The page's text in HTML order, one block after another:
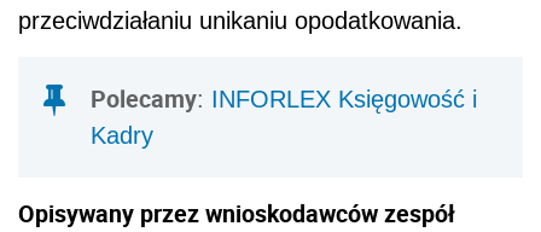
przeciwdziałaniu unikaniu opodatkowania.
Polecamy: INFORLEX Księgowość i
Kadry
Opisywany przez wnioskodawców zespół